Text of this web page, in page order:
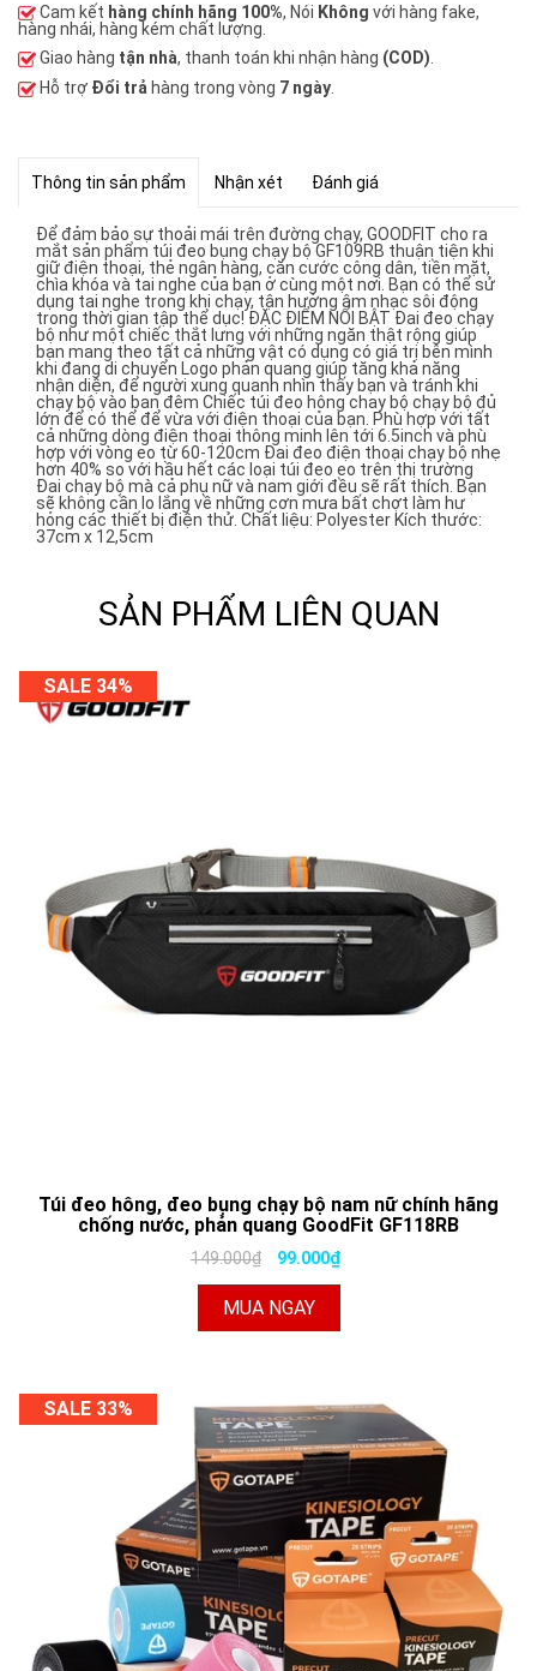
Cam kết hàng chính hãng 100%, Nói Không với hàng fake,
hàng nhái, hàng kém chất lượng.
Giao hàng tận nhà, thanh toán khi nhận hàng (COD).
Hỗ trợ Đổi trả hàng trong vòng 7 ngày
Thông tin sản phẩm Nhận xét Đánh giá
Để đảm bảo sự thoải mái trên đường chạy, GOODFIT cho ra
mắt sản phẩm túi đeo bụng chạy bộ GF109RB thuận tiện khi
giữ điện thoại, thẻ ngân hàng, căn cước công dân, tiền mặt,
chìa khóa và tai nghe của bạn ở cùng một nơi. Bạn có thể sử
dụng tai nghe trong khi chạy, tận hưởng âm nhạc sôi động
trong thời gian tập thể dục! ĐẶC ĐIỂM NỔI BẬT Đai đeo chạy
bộ như một chiếc thắt lưng với những ngăn thật rộng giúp
bạn mang theo tất cả những vật có dụng có giá trị bên mình
khi đang di chuyển Logo phản quang giúp tăng khả năng
nhận diện, để người xung quanh nhìn thấy bạn và tránh khi
chạy bộ vào ban đêm Chiếc túi đeo hông chay bộ chạy bộ đủ
lớn để có thể để vừa với điện thoại của bạn. Phù hợp với tất
cả những dòng điện thoại thông minh lên tới 6.5inch và phù
hợp với vòng eo từ 60-120cm Đai đeo điện thoại chạy bộ nhẹ
hơn 40% so với hầu hết các loại túi đeo eo trên thị trường
Đai chạy bộ mà cả phụ nữ và nam giới đều sẽ rất thích. Bạn
sẽ không cần lo lắng về những cơn mưa bất chợt làm hư
hỏng các thiết bị điện thử. Chất liệu: Polyester Kích thước:
37cm x 12,5cm
SẢN PHẨM LIÊN QUAN
SALE 34%
Túi đeo hông, đeo bụng chạy bộ nam nữ chính hãng
chống nước, phản quang GoodFit GF118RB
149.000₫ 99.000₫
MUA NGAY
SALE 33%